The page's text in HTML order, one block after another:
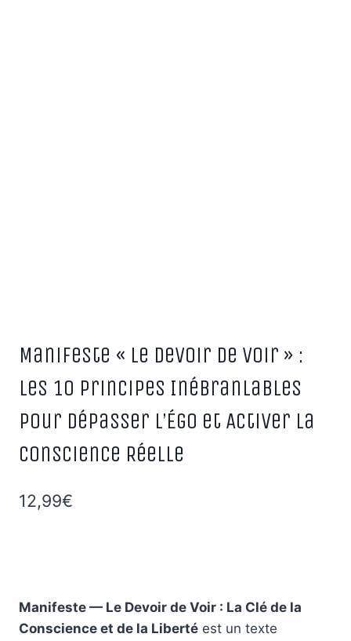
Manifeste « Le Devoir de Voir » :
Les 10 Principes Inébranlables
pour Dépasser l’Égo et Activer la
Conscience Réelle
12,99€
Manifeste — Le Devoir de Voir : La Clé de la
Conscience et de la Liberté est un texte